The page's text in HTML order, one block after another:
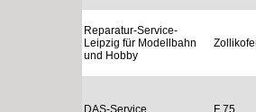
Reparatur-Service-
Leipzig für Modellbahn
und Hobby